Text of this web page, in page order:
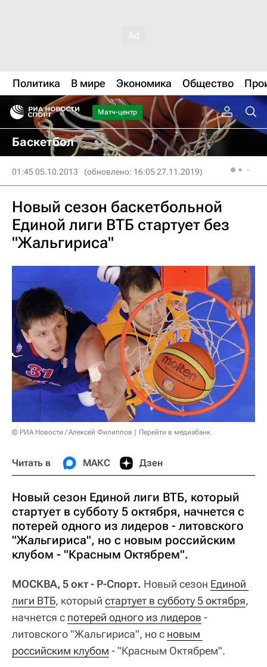
Политика В мире Экономика Общество
Матч-центр
Баскетбол
01:45 05.10.2013 (обновлено: 16:05 27.11.2019)
Новый сезон баскетбольной
Единой лиги ВТБ стартует без
"Жальгириса"
© РИА Новости / Алексей Филиппов Перейти в медиабанк
Читать в МАКС Дзен
Новый сезон Единой лиги ВТБ, который
стартует в субботу 5 октября, начнется с
потерей одного из лидеров - литовского
"Жальгириса", но с новым российским
клубом - "Красным Октябрем".
МОСКВА, 5 окт - Р-Спорт. Новый сезон Единой
лиги ВТБ, который стартует в субботу 5 октября,
начнется с потерей одного из лидеров -
литовского "Жальгириса", но с новым
российским клубом - "Красным Октябрем".